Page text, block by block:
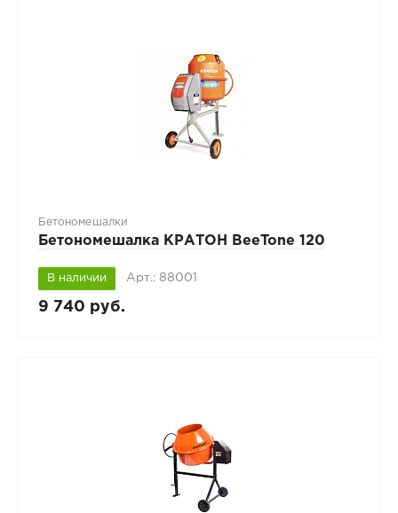
Бетономешалки
Бетономешалка КРАТОН BeeTone 120
В наличии Арт.: 88001
9 740 руб.